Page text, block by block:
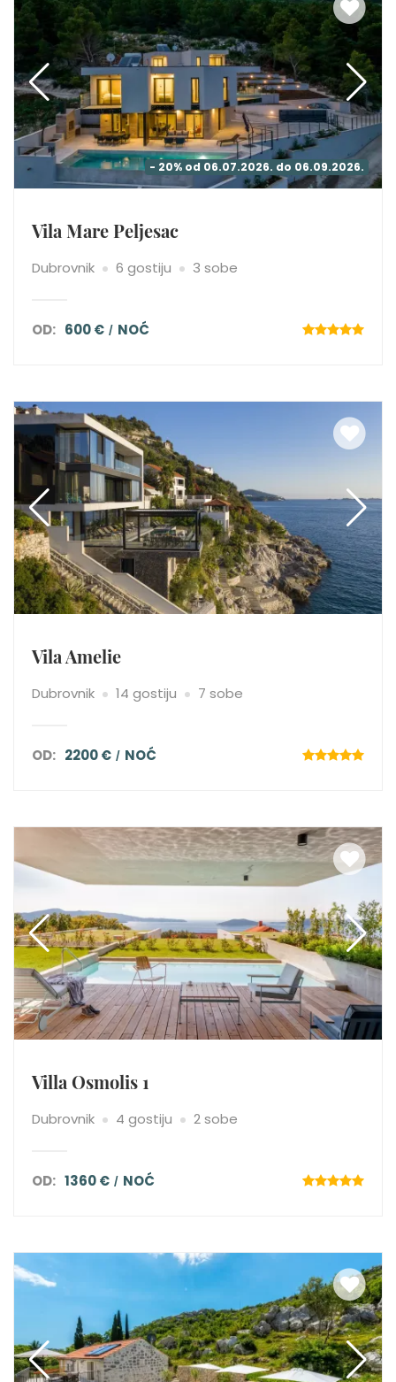
- 20% od 06.07.2026. do 06.09.2026.
Vila Mare Peljesac
Dubrovnik 6 gostiju 3 sobe
OD: 600 € NOĆ
Vila Amelie
Dubrovnik 14 gostiju 7 sobe
OD: 2200 € NOĆ
Villa Osmolis 1
Dubrovnik 4 gostiju 2 sobe
OD: 1360 € NOĆ